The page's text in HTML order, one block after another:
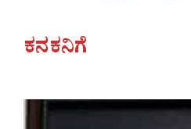
ಕನಕನಿಗೆ